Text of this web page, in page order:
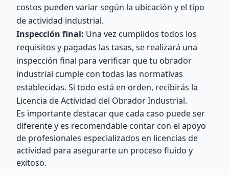
costos pueden variar según la ubicación y el tipo
de actividad industrial.
Inspección final: Una vez cumplidos todos los
requisitos y pagadas las tasas, se realizará una
inspección final para verificar que tu obrador
industrial cumple con todas las normativas
establecidas. Si todo está en orden, recibirás la
Licencia de Actividad del Obrador Industrial.
Es importante destacar que cada caso puede ser
diferente y es recomendable contar con el apoyo
de profesionales especializados en licencias de
actividad para asegurarte un proceso fluido y
exitoso.